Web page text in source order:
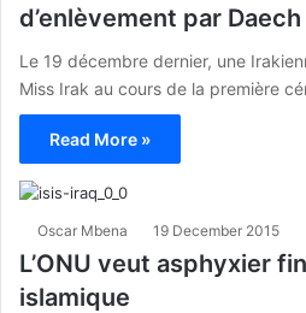
d’enlèvement par Daech
Le 19 décembre dernier, une
Miss Irak au cours de la première
Read More »
Oscar Mbena 19 December 2015
L’ONU veut asphyxier
islamique